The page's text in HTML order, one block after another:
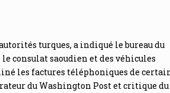
turques, a indiqué le bureau du
consulat saoudien et des véhicules
les factures téléphoniques de
du Washington Post et critique du